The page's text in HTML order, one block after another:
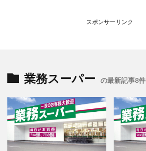
スポンサーリンク
業務スーパー の最新記事8件